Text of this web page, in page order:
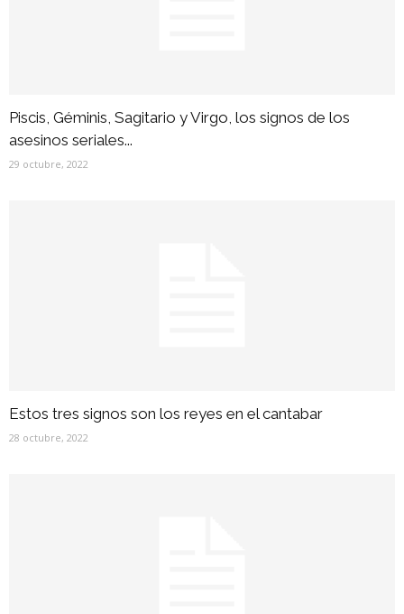
Piscis, Géminis, Sagitario y Virgo, los signos de los
asesinos seriales...
29 octubre, 2022
Estos tres signos son los reyes en el cantabar
28 octubre, 2022